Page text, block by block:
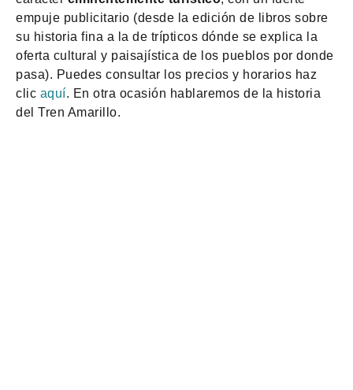
empuje publicitario (desde la edición de libros sobre
su historia fina a la de trípticos dónde se explica la
oferta cultural y paisajística de los pueblos por donde
pasa). Puedes consultar los precios y horarios haz
clic aquí. En otra ocasión hablaremos de la historia
del Tren Amarillo.